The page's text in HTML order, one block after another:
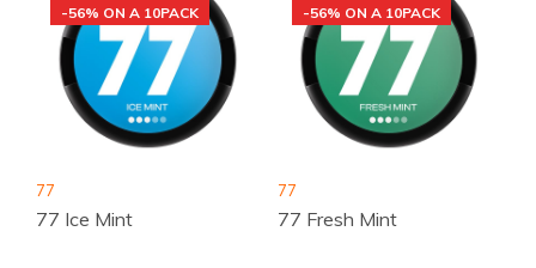
-56% ON A 10PACK
77
77 Ice Mint
-56% ON A 10PACK
77
77 Fresh Mint